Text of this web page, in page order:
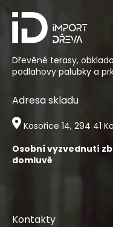
a
Dřevěné terasy,
podlahovy palubky a
Adresa skladu
Kosořice 14, 294 41
Osobní vyzvednutí
domluvě
Kontakty